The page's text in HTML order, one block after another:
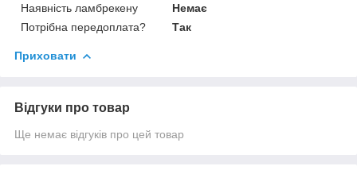
Наявність ламбрекену
Немає
Потрібна передоплата?
Так
Приховати
Відгуки про товар
Ще немає відгуків про цей товар